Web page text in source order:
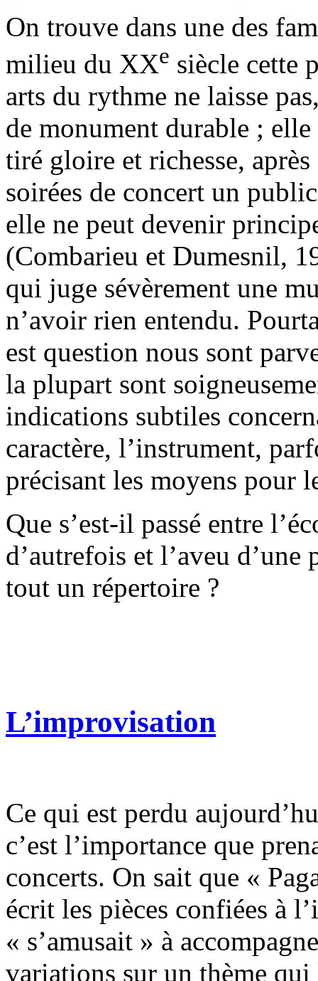
On trouve dans une des
milieu du XXe siècle cette
arts du rythme ne laisse
de monument durable ;
tiré gloire et richesse,
soirées de concert un
elle ne peut devenir
(Combarieu et Dumesnil,
qui juge sévèrement une
n’avoir rien entendu.
est question nous sont
la plupart sont
indications subtiles
caractère, l’instrument,
précisant les moyens pour
Que s’est-il passé entre
d’autrefois et l’aveu
tout un répertoire ?
L’improvisation
Ce qui est perdu
c’est l’importance que
concerts. On sait que «
écrit les pièces confiées à
« s’amusait » à
variations sur un thème